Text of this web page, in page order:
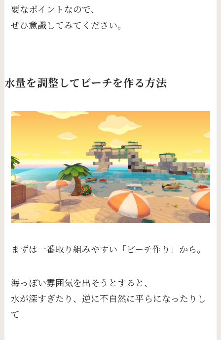
要なポイントなので、
ぜひ意識してみてください。
水量を調整してビーチを作る方法
まずは一番取り組みやすい「ビーチ作り」から。
海っぽい雰囲気を出そうとすると、
水が深すぎたり、逆に不自然に平らになったりし
て